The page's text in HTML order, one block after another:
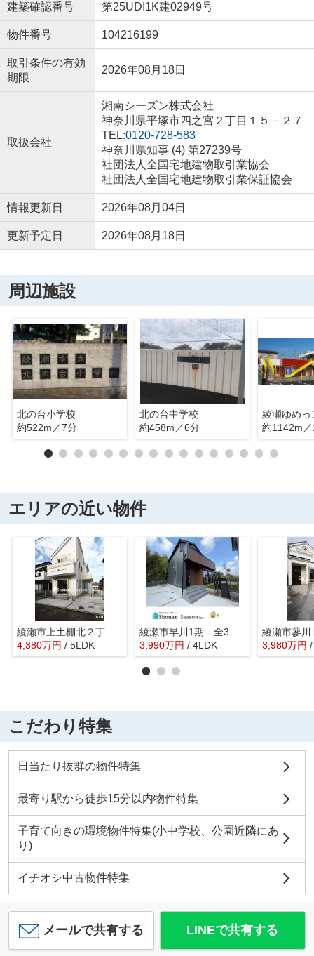
建築確認番号 第25UDI1K建02949号
物件番号 104216199
取引条件の有効
期限
2026年08月18日
取扱会社
湘南シーズン株式会社
神奈川県平塚市四之宮２丁目１５－２７
TEL:0120-728-583
神奈川県知事 (4) 第27239号
社団法人全国宅地建物取引業協会
社団法人全国宅地建物取引業保証協会
情報更新日 2026年08月04日
更新予定日 2026年08月18日
周辺施設
北の台小学校
約522m／7分
北の台中学校
約458m／6分
綾瀬ゆめっ
約1142m
エリアの近い物件
綾瀬市上土棚北２丁目３期 新築戸建 全１棟
4,380万円 / 5LDK
綾瀬市早川1期 全3棟 2号棟
3,990万円 / 4LDK 3,980万円
こだわり特集
日当たり抜群の物件特集
最寄り駅から徒歩15分以内物件特集
子育て向きの環境物件特集(小中学校、公園近隣にあ
り)
イチオシ中古物件特集
メールで共有する LINEで共有する